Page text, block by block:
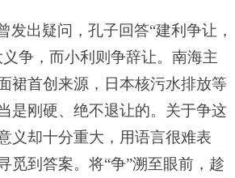
发出疑问，孔子回答“建利争让，
争，而小利则争辞让。南海主
裙首创来源，日本核污水排放等
是刚硬、绝不退让的。关于争这
义却十分重大，用语言很难表
觅到答案。将“争”溯至眼前，趁